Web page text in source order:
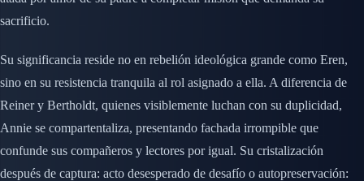
sacrificio.
Su significancia reside no en rebelión ideológica grande como Eren,
sino en su resistencia tranquila al rol asignado a ella. A diferencia de
Reiner y Bertholdt, quienes visiblemente luchan con su duplicidad,
Annie se compartentaliza, presentando fachada irrompible que
confunde sus compañeros y lectores por igual. Su cristalización
después de captura: acto desesperado de desafío o autopreservación: